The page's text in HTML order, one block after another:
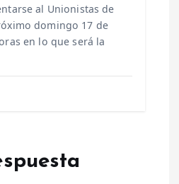
al Unionistas de
domingo 17 de
en lo que será la